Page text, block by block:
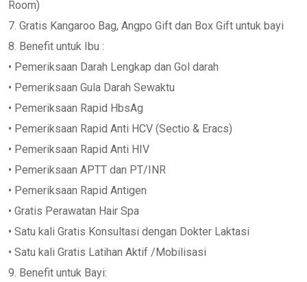
Room)
7. Gratis Kangaroo Bag, Angpo Gift dan Box Gift untuk bayi
8. Benefit untuk Ibu :
• Pemeriksaan Darah Lengkap dan Gol darah
• Pemeriksaan Gula Darah Sewaktu
• Pemeriksaan Rapid HbsAg
• Pemeriksaan Rapid Anti HCV (Sectio & Eracs)
• Pemeriksaan Rapid Anti HIV
• Pemeriksaan APTT dan PT/INR
• Pemeriksaan Rapid Antigen
• Gratis Perawatan Hair Spa
• Satu kali Gratis Konsultasi dengan Dokter Laktasi
• Satu kali Gratis Latihan Aktif /Mobilisasi
9. Benefit untuk Bayi: